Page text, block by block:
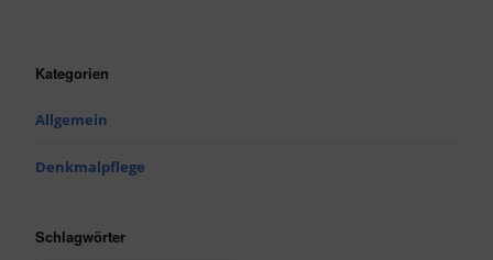
Kategorien
Allgemein
Denkmalpflege
Schlagwörter